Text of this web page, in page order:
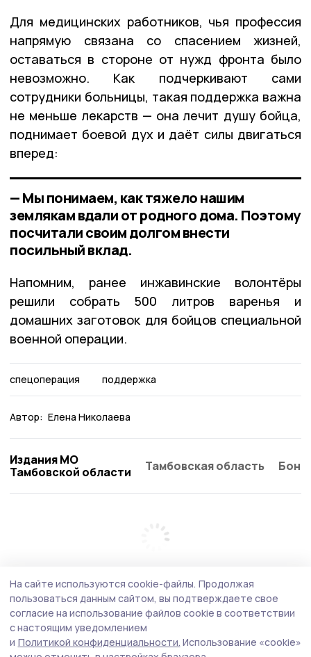
Для медицинских работников, чья профессия
напрямую связана со спасением жизней,
оставаться в стороне от нужд фронта было
невозможно. Как подчеркивают сами
сотрудники больницы, такая поддержка важна
не меньше лекарств — она лечит душу бойца,
поднимает боевой дух и даёт силы двигаться
вперед:
— Мы понимаем, как тяжело нашим
землякам вдали от родного дома. Поэтому
посчитали своим долгом внести
посильный вклад.
Напомним, ранее инжавинские волонтёры
решили собрать 500 литров варенья и
домашних заготовок для бойцов специальной
военной операции.
спецоперация поддержка
Автор: Елена Николаева
Издания МО
Тамбовской области
Тамбовская область
На сайте используются cookie-файлы. Продолжая
пользоваться данным сайтом, вы подтверждаете свое
согласие на использование файлов cookie в соответствии
с настоящим уведомлением
и Политикой конфиденциальности. Использование «cookie»